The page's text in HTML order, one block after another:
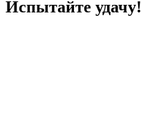
Испытайте удачу!